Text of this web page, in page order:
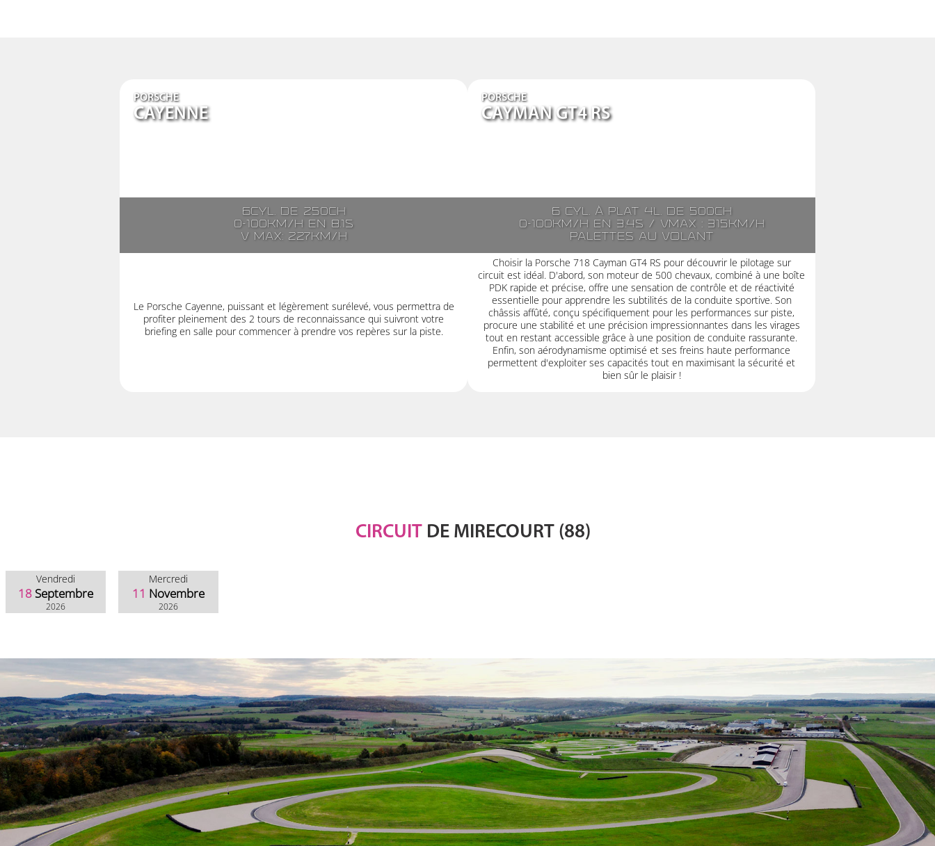
PORSCHE
CAYENNE
6cyl. de 250ch
0-100km/h en 8.1s
V max: 227km/h
Le Porsche Cayenne, puissant et légèrement surélevé, vous permettra de
profiter pleinement des 2 tours de reconnaissance qui suivront votre
briefing en salle pour commencer à prendre vos repères sur la piste.
PORSCHE
CAYMAN GT4 RS
6 cyl. à plat 4l. de 500ch
0-100km/h en 3.4s / Vmax : 315km/h
Palettes au volant
Choisir la Porsche 718 Cayman GT4 RS pour découvrir le pilotage sur
circuit est idéal. D'abord, son moteur de 500 chevaux, combiné à une boîte
PDK rapide et précise, offre une sensation de contrôle et de réactivité
essentielle pour apprendre les subtilités de la conduite sportive. Son
châssis affûté, conçu spécifiquement pour les performances sur piste,
procure une stabilité et une précision impressionnantes dans les virages
tout en restant accessible grâce à une position de conduite rassurante.
Enfin, son aérodynamisme optimisé et ses freins haute performance
permettent d'exploiter ses capacités tout en maximisant la sécurité et
bien sûr le plaisir !
CIRCUITDE MIRECOURT (88)
Vendredi
18 Septembre
2026
Mercredi
11 Novembre
2026